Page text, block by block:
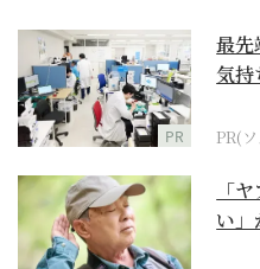
PR
最先
気持
PR(
「
い」